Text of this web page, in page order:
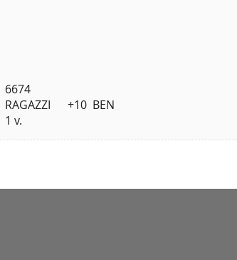
6674
RAGAZZI      +10  BEN
1 v.